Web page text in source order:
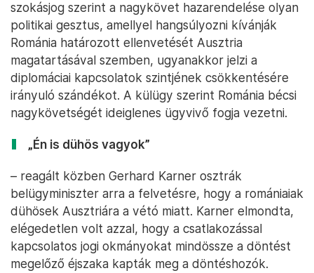
szokásjog szerint a nagykövet hazarendelése olyan
politikai gesztus, amellyel hangsúlyozni kívánják
Románia határozott ellenvetését Ausztria
magatartásával szemben, ugyanakkor jelzi a
diplomáciai kapcsolatok szintjének csökkentésére
irányuló szándékot. A külügy szerint Románia bécsi
nagykövetségét ideiglenes ügyvivő fogja vezetni.
„Én is dühös vagyok”
– reagált közben Gerhard Karner osztrák
belügyminiszter arra a felvetésre, hogy a romániaiak
dühösek Ausztriára a vétó miatt. Karner elmondta,
elégedetlen volt azzal, hogy a csatlakozással
kapcsolatos jogi okmányokat mindössze a döntést
megelőző éjszaka kapták meg a döntéshozók.